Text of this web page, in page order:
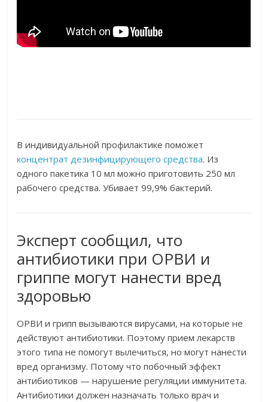
В индивидуальной профилактике поможет
концентрат дезинфицирующего средства. Из
одного пакетика 10 мл можно приготовить 250 мл
рабочего средства. Убивает 99,9% бактерий.
Эксперт сообщил, что
антибиотики при ОРВИ и
гриппе могут нанести вред
здоровью
ОРВИ и грипп вызываются вирусами, на которые не
действуют антибиотики. Поэтому прием лекарств
этого типа не помогут вылечиться, но могут нанести
вред организму. Потому что побочный эффект
антибиотиков — нарушение регуляции иммунитета.
Антибиотики должен назначать только врач и